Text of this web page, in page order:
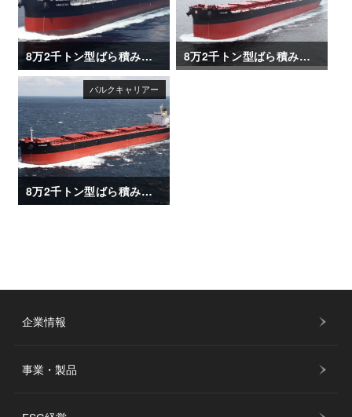
8万2千トン型ばら積み運搬船「AMADEUS」 8万2千トン型ばら積み運搬船「CHLOE」
8万2千トン型ばら積み運搬船「CORATO」
企業情報
事業・製品